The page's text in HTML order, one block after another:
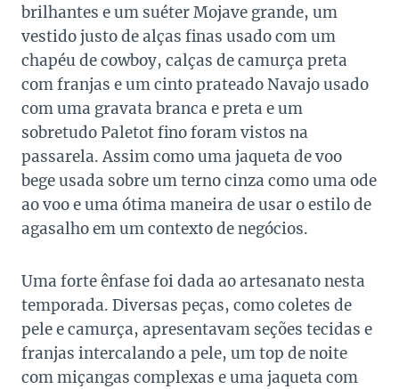
brilhantes e um suéter Mojave grande, um
vestido justo de alças finas usado com um
chapéu de cowboy, calças de camurça preta
com franjas e um cinto prateado Navajo usado
com uma gravata branca e preta e um
sobretudo Paletot fino foram vistos na
passarela. Assim como uma jaqueta de voo
bege usada sobre um terno cinza como uma ode
ao voo e uma ótima maneira de usar o estilo de
agasalho em um contexto de negócios.
Uma forte ênfase foi dada ao artesanato nesta
temporada. Diversas peças, como coletes de
pele e camurça, apresentavam seções tecidas e
franjas intercalando a pele, um top de noite
com miçangas complexas e uma jaqueta com